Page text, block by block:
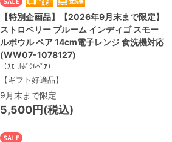
【特別企画品】【2026年9月末まで限定】
ストロベリー ブルーム インディゴ スモー
ルボウル ペア 14cm電子レンジ 食洗機対応
(WW07-1078127)
（ｽﾓｰﾙﾎﾞｳﾙﾍﾟｱ）
【ギフト好適品】
9月末まで限定
5,500円(税込)